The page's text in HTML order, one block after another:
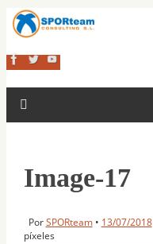
Image-17
PorSPORteam • 13/07/2018
píxeles